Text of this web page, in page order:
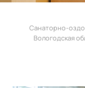
Санаторно-
Вологодская